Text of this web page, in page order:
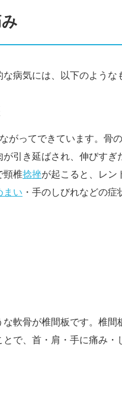
病気には、以下のような
がってできています。骨
引き延ばされ、伸びすぎ
頸椎捻挫が起こると、レン
まい ・手のしびれなどの症
軟骨が椎間板です。椎
で、首・肩・手に痛み